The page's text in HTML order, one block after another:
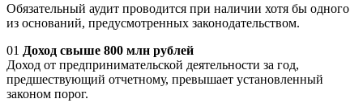
Обязательный аудит проводится при наличии хотя бы одного
из оснований, предусмотренных законодательством.
01 Доход свыше 800 млн рублей
Доход от предпринимательской деятельности за год,
предшествующий отчетному, превышает установленный
законом порог.